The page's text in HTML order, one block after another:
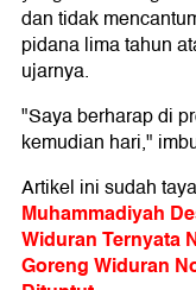
dan tidak
pidana lima tahun
ujarnya.
"Saya berharap di
kemudian hari,"
Artikel ini sudah
Muhammadiyah
Widuran Ternyata
Goreng Widuran